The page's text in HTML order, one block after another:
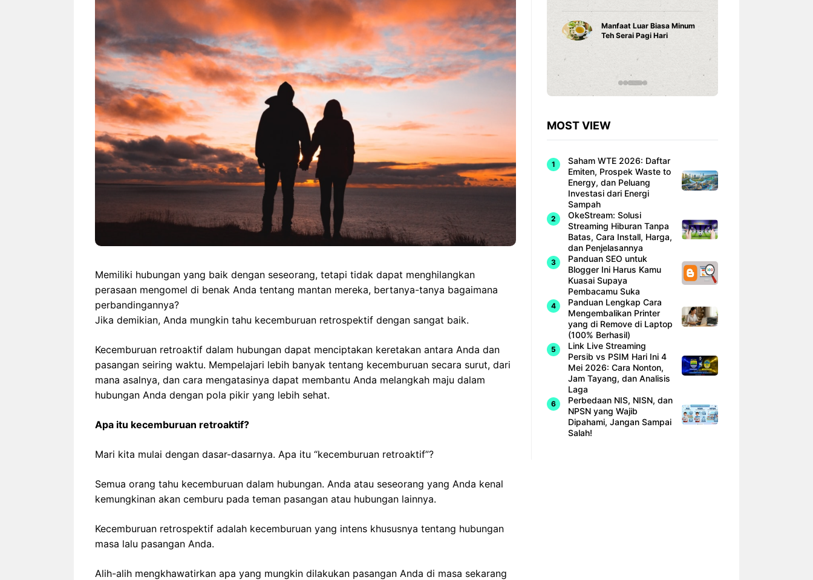
Memiliki hubungan yang baik dengan seseorang, tetapi tidak dapat menghilangkan
perasaan mengomel di benak Anda tentang mantan mereka, bertanya-tanya bagaimana
perbandingannya?
Jika demikian, Anda mungkin tahu kecemburuan retrospektif dengan sangat baik.
Kecemburuan retroaktif dalam hubungan dapat menciptakan keretakan antara Anda dan
pasangan seiring waktu. Mempelajari lebih banyak tentang kecemburuan secara surut, dari
mana asalnya, dan cara mengatasinya dapat membantu Anda melangkah maju dalam
hubungan Anda dengan pola pikir yang lebih sehat.
Apa itu kecemburuan retroaktif?
Mari kita mulai dengan dasar-dasarnya. Apa itu “kecemburuan retroaktif”?
Semua orang tahu kecemburuan dalam hubungan. Anda atau seseorang yang Anda kenal
kemungkinan akan cemburu pada teman pasangan atau hubungan lainnya.
Kecemburuan retrospektif adalah kecemburuan yang intens khususnya tentang hubungan
masa lalu pasangan Anda.
Alih-alih mengkhawatirkan apa yang mungkin dilakukan pasangan Anda di masa sekarang
Rekor Indonesia vs
Singapura: Garuda Lebih
Dominan Jelang ASEAN
Hyundai Cup 2026
Indonesia vs Singapura:
Duel Hidup Mati di ASEAN
Hyundai Cup 2026,garuda-
wajib-bangkit!
Manfaat Luar Biasa Minum
Teh Serai Pagi Hari
Cara Belajar yang Tepat
Potensinya
MOST VIEW
Saham WTE 2026: Daftar
Emiten, Prospek Waste to
Energy, dan Peluang
Investasi dari Energi
Sampah
OkeStream: Solusi
Streaming Hiburan Tanpa
Batas, Cara Install, Harga,
dan Penjelasannya
Panduan SEO untuk
Blogger Ini Harus Kamu
Kuasai Supaya
Pembacamu Suka
Panduan Lengkap Cara
Mengembalikan Printer
yang di Remove di Laptop
(100% Berhasil)
Link Live Streaming
Persib vs PSIM Hari Ini 4
Mei 2026: Cara Nonton,
Jam Tayang, dan Analisis
Laga
Perbedaan NIS, NISN, dan
NPSN yang Wajib
Dipahami, Jangan Sampai
Salah!